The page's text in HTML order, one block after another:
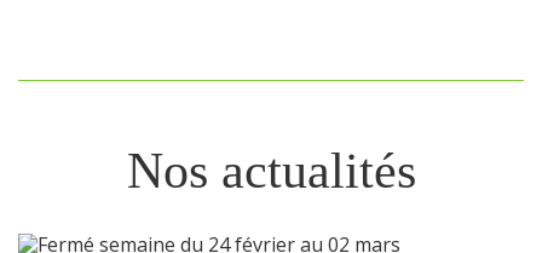
Nos actualités